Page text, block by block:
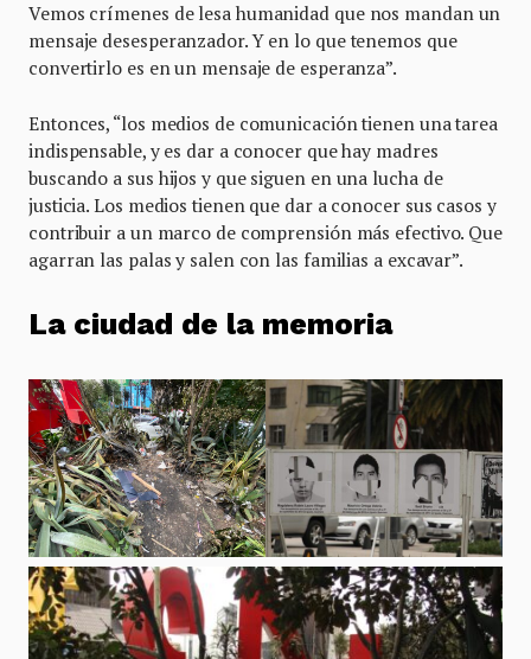
Vemos crímenes de lesa humanidad que nos mandan un
mensaje desesperanzador. Y en lo que tenemos que
convertirlo es en un mensaje de esperanza”.
Entonces, “los medios de comunicación tienen una tarea
indispensable, y es dar a conocer que hay madres
buscando a sus hijos y que siguen en una lucha de
justicia. Los medios tienen que dar a conocer sus casos y
contribuir a un marco de comprensión más efectivo. Que
agarran las palas y salen con las familias a excavar”.
La ciudad de la memoria